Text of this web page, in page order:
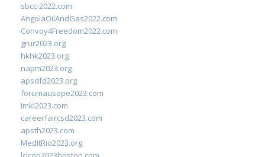
sbcc-2022.com
AngolaOilAndGas2022.com
Convoy4Freedom2022.com
grur2023.org
hkhk2023.org
napm2023.org
apsdfd2023.org
forumausape2023.com
imkl2023.com
careerfaircsd2023.com
apsth2023.com
MedItRio2023.org